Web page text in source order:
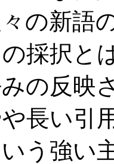
の新語
採択と
の反映
長い引
う強い